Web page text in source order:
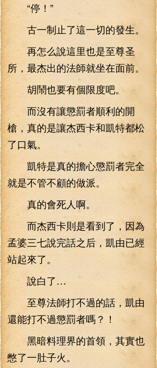
“停！”
古一制止了這一切的發生。
再怎么說這里也是至尊圣
所，最杰出的法師就坐在面前。
胡鬧也要有個限度吧。
而沒有讓懲罰者順利的開
槍，真的是讓杰西卡和凱特都松
了口氣。
凱特是真的擔心懲罰者完全
就是不管不顧的做派。
真的會死人啊。
而杰西卡則是看到了，因為
孟婆三七說完話之后，凱由已經
站起來了。
說白了…
至尊法師打不過的話，凱由
還能打不過懲罰者嗎？！
黑暗料理界的首領，其實也
憋了一肚子火。